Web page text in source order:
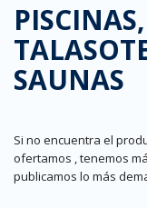
PISCINAS,
SAUNAS
Si no encuentra el
ofertamos , tenemos
publicamos lo más